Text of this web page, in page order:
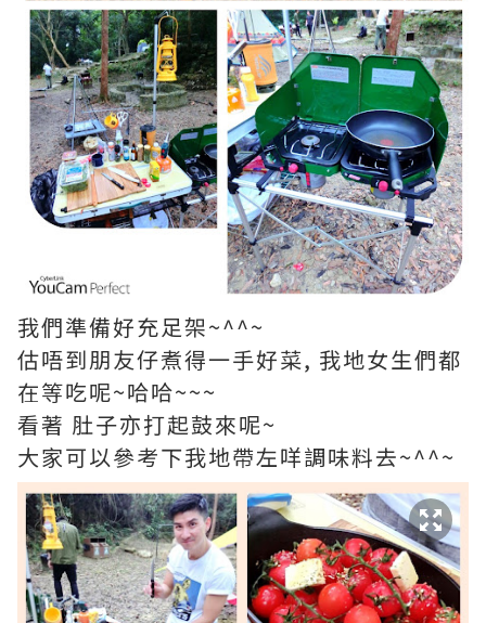
我們準備好充足架~^^~
估唔到朋友仔煮得一手好菜, 我地女生們都
在等吃呢~哈哈~~~
看著 肚子亦打起鼓來呢~
大家可以參考下我地帶左咩調味料去~^^~